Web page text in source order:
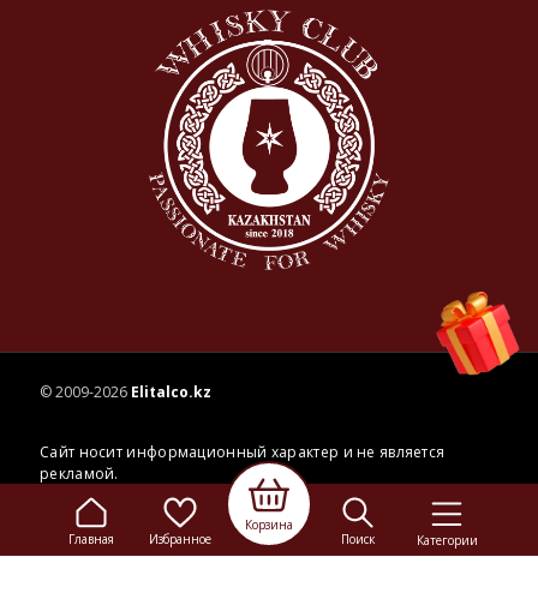
Главная Избранное
Корзина
Поиск
Категории
© 2009-2026 Elitalco.kz
Сайт носит информационный характер и не является
рекламой.
Сделка купли-продажи на основании публичной
осуществляется на территории розничного магазина.